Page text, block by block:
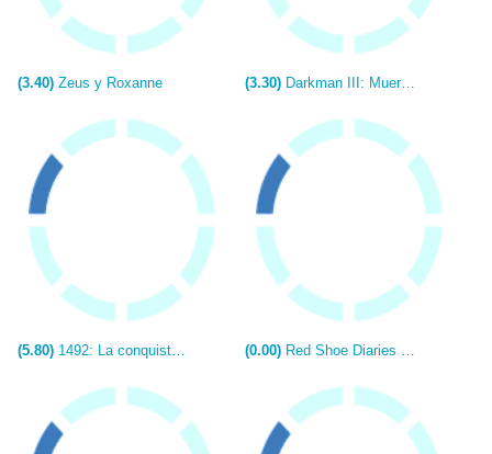
(3.40) Zeus y Roxanne (3.30) Darkman III: Muere, Darkman, Muere (AKA Darkman 3: El desafío)
(5.80) 1492: La conquista del paraíso (0.00) Red Shoe Diaries 2: Double Dare